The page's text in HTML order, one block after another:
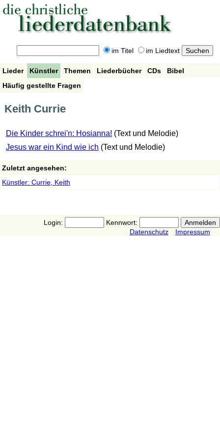
im Titel im Liedtext
Lieder Künstler Themen Liederbücher CDs
Bibel
Häufig gestellte Fragen
Keith Currie
Die Kinder schrei'n: Hosianna! (Text und Melodie)
Jesus war ein Kind wie ich (Text und Melodie)
Zuletzt angesehen:
Künstler: Currie, Keith
Login:
Kennwort:
Datenschutz
Impressum